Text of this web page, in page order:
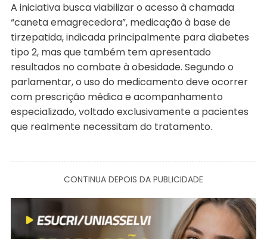
A iniciativa busca viabilizar o acesso à chamada
“caneta emagrecedora”, medicação à base de
tirzepatida, indicada principalmente para diabetes
tipo 2, mas que também tem apresentado
resultados no combate à obesidade. Segundo o
parlamentar, o uso do medicamento deve ocorrer
com prescrição médica e acompanhamento
especializado, voltado exclusivamente a pacientes
que realmente necessitam do tratamento.
CONTINUA DEPOIS DA PUBLICIDADE